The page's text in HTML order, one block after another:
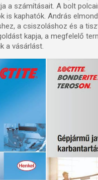
a számításait. A bolt
is kaphatók. András
a csiszoláshoz és a
kapja, a megfelelő
a vásárlást.